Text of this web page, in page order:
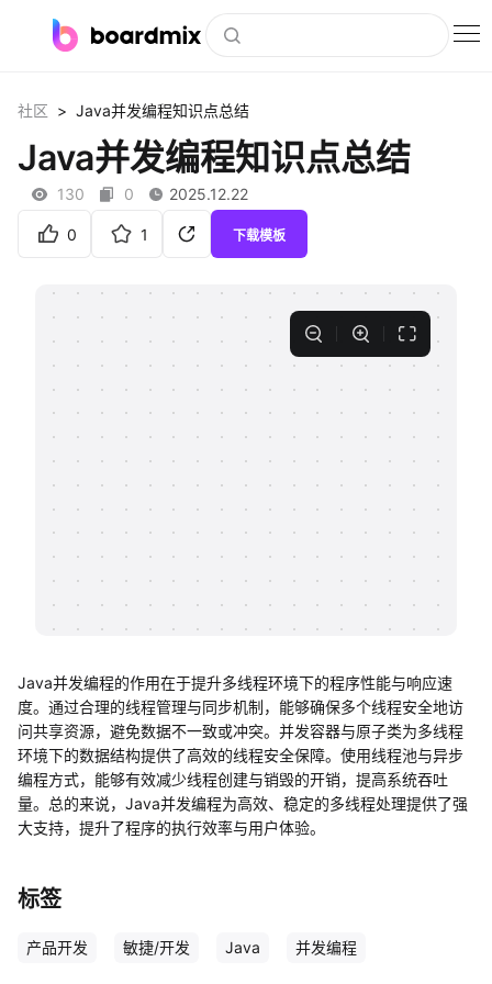
社区资源
下载
支持
知识分享社区
社区 > Java并发编程知识点总结
Java并发编程知识点总结
130 0 2025.12.22
0 1 下载模板
Java并发编程的作用在于提升多线程环境下的程序性能与响应速
度。通过合理的线程管理与同步机制，能够确保多个线程安全地访
问共享资源，避免数据不一致或冲突。并发容器与原子类为多线程
环境下的数据结构提供了高效的线程安全保障。使用线程池与异步
编程方式，能够有效减少线程创建与销毁的开销，提高系统吞吐
量。总的来说，Java并发编程为高效、稳定的多线程处理提供了强
大支持，提升了程序的执行效率与用户体验。
标签
产品开发 敏捷/开发 Java 并发编程